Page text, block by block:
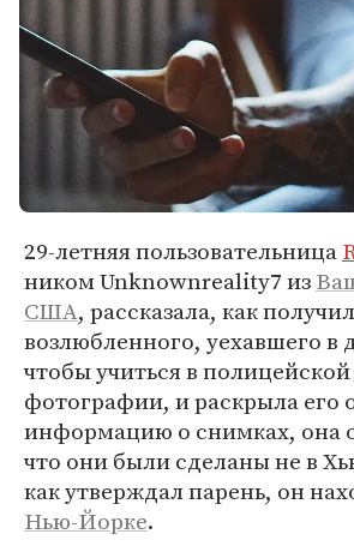
29-летняя пользовательница
ником Unknownreality7 из
США, рассказала, как
возлюбленного, уехавшего в
чтобы учиться в
фотографии, и раскрыла его
информацию о снимках, она
что они были сделаны не в
как утверждал парень, он
Нью-Йорке.